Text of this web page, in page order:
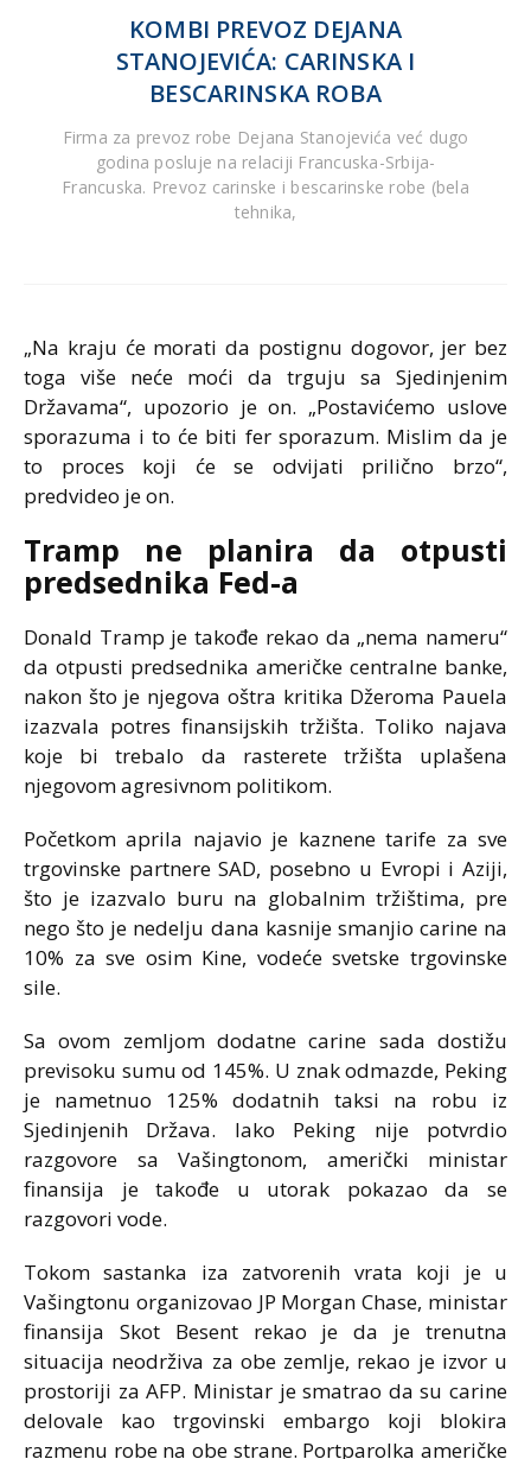
KOMBI PREVOZ DEJANA
STANOJEVIĆA: CARINSKA I
BESCARINSKA ROBA
Firma za prevoz robe Dejana Stanojevića već dugo
godina posluje na relaciji Francuska-Srbija-
Francuska. Prevoz carinske i bescarinske robe (bela
tehnika,
„Na kraju će morati da postignu dogovor, jer bez
toga više neće moći da trguju sa Sjedinjenim
Državama“, upozorio je on. „Postavićemo uslove
sporazuma i to će biti fer sporazum. Mislim da je
to proces koji će se odvijati prilično brzo“,
predvideo je on.
Tramp ne planira da otpusti
predsednika Fed-a
Donald Tramp je takođe rekao da „nema nameru“
da otpusti predsednika američke centralne banke,
nakon što je njegova oštra kritika Džeroma Pauela
izazvala potres finansijskih tržišta. Toliko najava
koje bi trebalo da rasterete tržišta uplašena
njegovom agresivnom politikom.
Početkom aprila najavio je kaznene tarife za sve
trgovinske partnere SAD, posebno u Evropi i Aziji,
što je izazvalo buru na globalnim tržištima, pre
nego što je nedelju dana kasnije smanjio carine na
10% za sve osim Kine, vodeće svetske trgovinske
sile.
Sa ovom zemljom dodatne carine sada dostižu
previsoku sumu od 145%. U znak odmazde, Peking
je nametnuo 125% dodatnih taksi na robu iz
Sjedinjenih Država. Iako Peking nije potvrdio
razgovore sa Vašingtonom, američki ministar
finansija je takođe u utorak pokazao da se
razgovori vode.
Tokom sastanka iza zatvorenih vrata koji je u
Vašingtonu organizovao JP Morgan Chase, ministar
finansija Skot Besent rekao je da je trenutna
situacija neodrživa za obe zemlje, rekao je izvor u
prostoriji za AFP. Ministar je smatrao da su carine
delovale kao trgovinski embargo koji blokira
razmenu robe na obe strane. Portparolka američke